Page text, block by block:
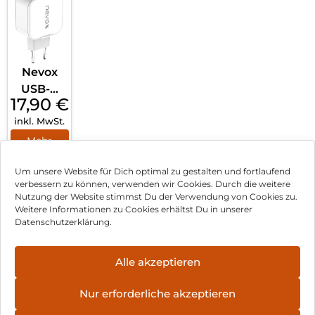
Um unsere Website für Dich optimal zu gestalten und fortlaufend
verbessern zu können, verwenden wir Cookies. Durch die weitere
Nutzung der Website stimmst Du der Verwendung von Cookies zu.
Weitere Informationen zu Cookies erhältst Du in unserer
Datenschutzerklärung.
Alle akzeptieren
Nur erforderliche akzeptieren
Nevox
USB-C
PD
Ladeger
ät
Weiß
17,90 €
inkl. MwSt.
Mehr
Impressum
Hinweis zur Batterieentsorgung